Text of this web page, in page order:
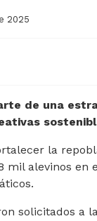
2025
de una
la
mil alevinos en
solicitados a